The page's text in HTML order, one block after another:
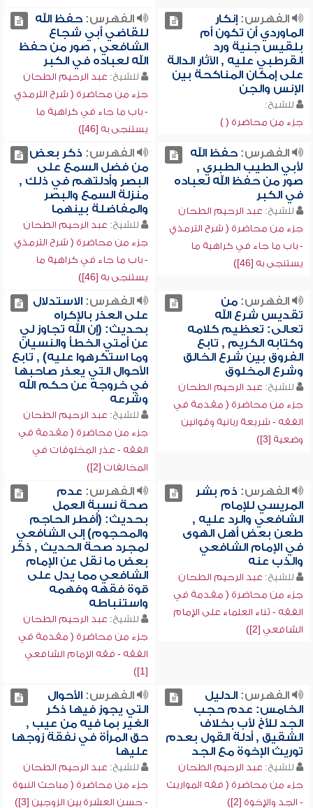
الفهرس:إنكار
الماوردي أن تكون أم
بلقيس جنية ورد
القرطبي عليه , الآثار الدالة
على إمكان المناكحة بين
الإنس والجن
للشيخ:
جزء من محاضرة ( )
الفهرس:حفظ الله
للقاضي أبي شجاع
الشافعي , صور من حفظ
الله لعباده في الكبر
للشيخ: عبد الرحيم الطحان
جزء من محاضرة ( شرح الترمذي
- باب ما جاء في كراهية ما
يستنجى به [46])
الفهرس:حفظ الله
لأبي الطيب الطبري ,
صور من حفظ الله لعباده
في الكبر
للشيخ: عبد الرحيم الطحان
جزء من محاضرة ( شرح الترمذي
- باب ما جاء في كراهية ما
يستنجى به [46])
الفهرس: ذكر بعض
من فضل السمع على
البصر وأدلتهم في ذلك ,
منزلة السمع والبصر
والمفاضلة بينهما
للشيخ: عبد الرحيم الطحان
جزء من محاضرة ( شرح الترمذي
- باب ما جاء في كراهية ما
يستنجى به [46])
الفهرس:من
تقديس شرع الله
تعالى: تعظيم كلامه
وكتابه الكريم , تابع
الفروق بين شرع الخالق
وشرع المخلوق
للشيخ: عبد الرحيم الطحان
جزء من محاضرة ( مقدمة في
الفقه - شريعة ربانية وقوانين
وضعية [3])
الفهرس:الاستدلال
على العذر بالإكراه
بحديث: (إن الله تجاوز لي
عن أمتي الخطأ والنسيان
وما استكرهوا عليه) , تابع
الأحوال التي يعذر صاحبها
في خروجه عن حكم الله
وشرعه
للشيخ: عبد الرحيم الطحان
جزء من محاضرة ( مقدمة في
الفقه - عذر المخلوقات في
المخالفات [2])
الفهرس: ذم بشر
المريسي للإمام
الشافعي والرد عليه ,
طعن بعض أهل الهوى
في الإمام الشافعي
والذب عنه
للشيخ: عبد الرحيم الطحان
جزء من محاضرة ( مقدمة في
الفقه - ثناء العلماء على الإمام
الشافعي [2])
الفهرس: عدم
صحة نسبة العمل
بحديث: (أفطر الحاجم
والمحجوم) إلى الشافعي
لمجرد صحة الحديث , ذكر
بعض ما نقل عن الإمام
الشافعي مما يدل على
قوة فقهه وفهمه
واستنباطه
للشيخ: عبد الرحيم الطحان
جزء من محاضرة ( مقدمة في
الفقه - فقه الإمام الشافعي
[1])
الفهرس:الدليل
الخامس: عدم حجب
الجد للأخ لأب بخلاف
الشقيق , أدلة القول بعدم
توريث الإخوة مع الجد
للشيخ: عبد الرحيم الطحان
جزء من محاضرة ( فقه المواريث
- الجد والإخوة [2])
الفهرس:الأحوال
التي يجوز فيها ذكر
الغير بما فيه من عيب ,
حق المرأة في نفقة زوجها
عليها
للشيخ: عبد الرحيم الطحان
جزء من محاضرة ( مباحث النبوة
- حسن العشرة بين الزوجين [3])